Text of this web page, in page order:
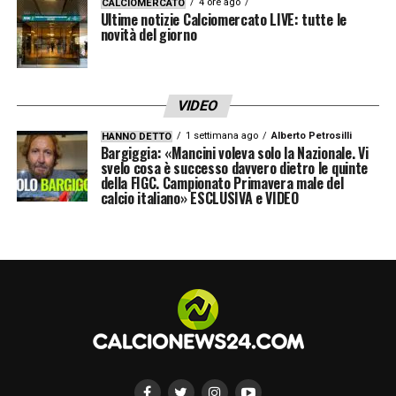
tanti, ma così è ancora più stimolante».
CALCIOMERCATO 4 ore ago
Ultime notizie Calciomercato LIVE: tutte le
novità del giorno
VIDEO
HANNO DETTO 1 settimana ago Alberto Petrosilli
Bargiggia: «Mancini voleva solo la Nazionale. Vi
svelo cosa è successo davvero dietro le quinte
della FIGC. Campionato Primavera male del
calcio italiano» ESCLUSIVA e VIDEO